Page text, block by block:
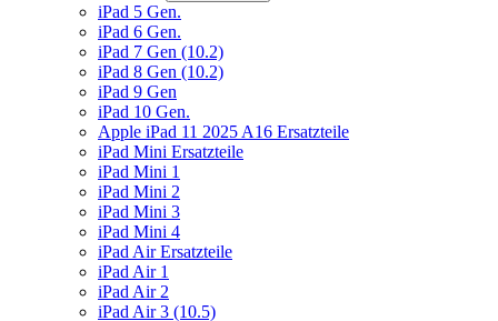
iPad 5 Gen.
iPad 6 Gen.
iPad 7 Gen (10.2)
iPad 8 Gen (10.2)
iPad 9 Gen
iPad 10 Gen.
Apple iPad 11 2025 A16 Ersatzteile
iPad Mini Ersatzteile
iPad Mini 1
iPad Mini 2
iPad Mini 3
iPad Mini 4
iPad Air Ersatzteile
iPad Air 1
iPad Air 2
iPad Air 3 (10.5)